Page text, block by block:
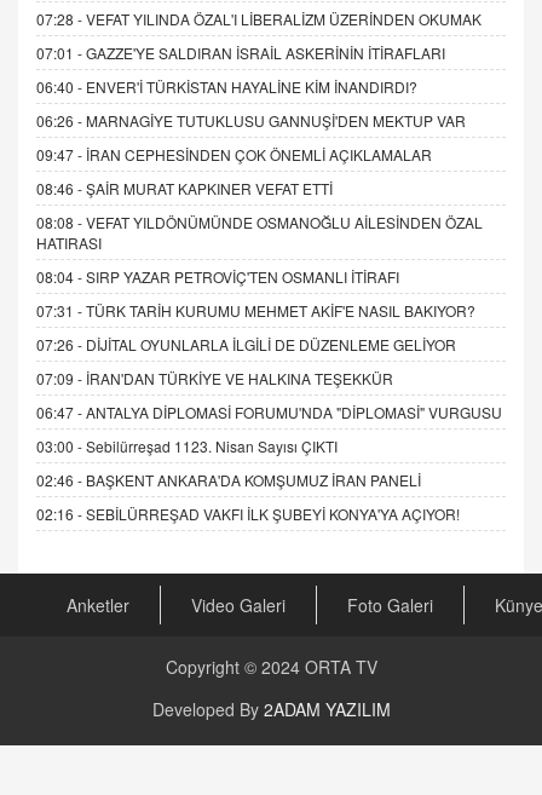
07:28 -VEFAT YILINDA ÖZAL'I LİBERALİZM ÜZERİNDEN OKUMAK
07:01 -GAZZE'YE SALDIRAN İSRAİL ASKERİNİN İTİRAFLARI
06:40 - ENVER'İ TÜRKİSTAN HAYALİNE KİM İNANDIRDI?
06:26 - MARNAGİYE TUTUKLUSU GANNUŞİ'DEN MEKTUP VAR
09:47 - İRAN CEPHESİNDEN ÇOK ÖNEMLİ AÇIKLAMALAR
08:46 -ŞAİR MURAT KAPKINER VEFAT ETTİ
08:08 -VEFAT YILDÖNÜMÜNDE OSMANOĞLU AİLESİNDEN ÖZAL
HATIRASI
08:04 -SIRP YAZAR PETROVİÇ'TEN OSMANLI İTİRAFI
07:31 -TÜRK TARİH KURUMU MEHMET AKİF'E NASIL BAKIYOR?
07:26 - DİJİTAL OYUNLARLA İLGİLİ DE DÜZENLEME GELİYOR
07:09 - İRAN'DAN TÜRKİYE VE HALKINA TEŞEKKÜR
06:47 -ANTALYA DİPLOMASİ FORUMU'NDA "DİPLOMASİ" VURGUSU
03:00 -Sebilürreşad 1123. Nisan Sayısı ÇIKTI
02:46 - BAŞKENT ANKARA'DA KOMŞUMUZ İRAN PANELİ
02:16 -SEBİLÜRREŞAD VAKFI İLK ŞUBEYİ KONYA'YA AÇIYOR!
Anketler Video Galeri Foto Galeri Künye
Copyright © 2024 ORTA TV
Developed By 2ADAM YAZILIM